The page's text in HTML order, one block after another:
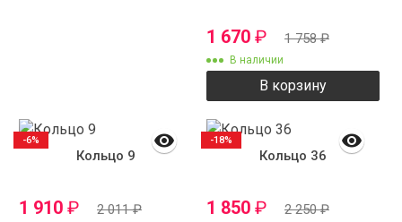
1 670 ₽ 1 758₽
В наличии
В корзину
Кольцо 9
1 910 ₽ 2 011₽
-6%
Кольцо 36
1 850 ₽ 2 250₽
-18%